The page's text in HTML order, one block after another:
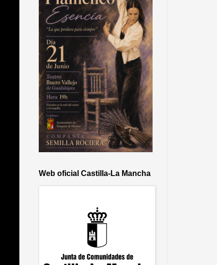
Web oficial Castilla-La Mancha